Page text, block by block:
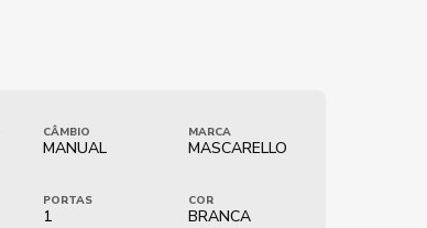
CÂMBIO
MANUAL
MARCA
MASCARELLO
PORTAS
1
COR
BRANCA